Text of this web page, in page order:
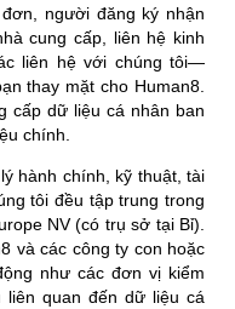
người đăng ký nhận
cung cấp, liên hệ kinh
liên hệ với chúng tôi—
thay mặt cho Human8.
cấp dữ liệu cá nhân ban
chính.
hành chính, kỹ thuật, tài
tôi đều tập trung trong
NV (có trụ sở tại Bỉ).
và các công ty con hoặc
như các đơn vị kiểm
quan đến dữ liệu cá